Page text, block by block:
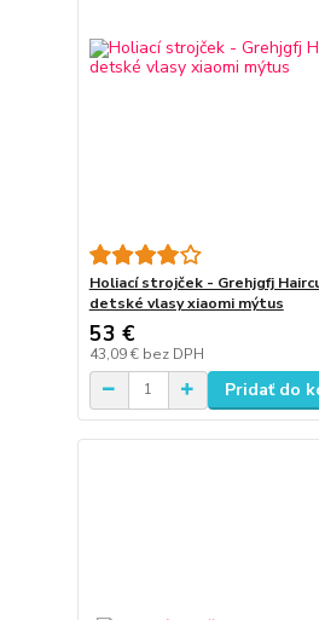
Holiací strojček - Grehjgfj
detské vlasy xiaomi mýtus
53 €
43,09 € bez DPH
Pridať do